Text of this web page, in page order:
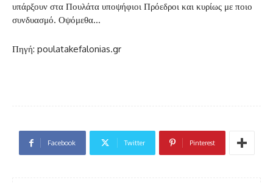
υπάρξουν στα Πουλάτα υποψήφιοι Πρόεδροι και κυρίως με ποιο
συνδυασμό. Οψόμεθα…
Πηγή: poulatakefalonias.gr
Facebook Twitter Pinterest